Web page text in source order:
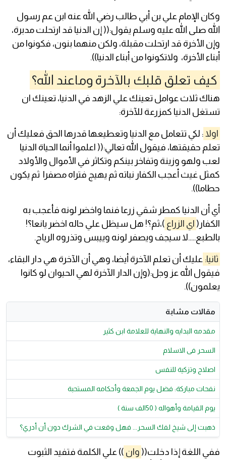
وكان الإمام علي بن أبي طالب رضي الله عنه ابن عم رسول
الله صلى الله عليه وسلم يقول:(( إن الدنيا قد ارتحلت مدبرة،
وإن الأخرة قد ارتحلت مقبلة، ولكن منهما بنون، فكونوا من
أبناء الأخرة، ولاتكونوا من أبناء الدنيا)).
كيف تعلق قلبك بالآخرة وماعند الله؟
هناك ثلاث عوامل تعينك علي الزهد في الدنيا، تعينك ان
تستغل الدنيا كمزرعة للآخرة:
اولا : لكي تتعامل مع الدنيا وتعطيعها قدرها الحق فعليك أن
تعلم حقيقتها، فيقول الله تعالي:(( اعلموا أنما الحياة الدنيا
لعب ولهو وزينة وتفاخر بينكم وتكاثر في الأموال والأولاد
كمثل غيث أعجب الكفار نباته ثم يهيج فتراه مصفرا ثم يكون
حطاما)).
أي أن الدنيا كمطر شقي زرعا فنما واخضر لونه فأعجب به
الكفار( اي الزراع )،ثم؟! هل سيظل علي حاله اخضر يانعا؟!
بالطبع…..لا سيجف ويصفر لونه وييبس وتذروه الرياح.
ثانيا: عليك أن تعلم الآخرة أيضا، وهي أن الآخرة هي دار البقاء،
فيقول الله عز وجل:(وإن الدار الآخرة لهي الحيوان لو كانوا
يعلمون)).
مقالات مشابة
مقدمه البدايه والنهاية للعلامة ابن كثير
السحر فى الاسلام
اصلاح وتزكية للنفس
نفحات مباركة: فضل يوم الجمعة وأحكامه المستحبة
يوم القيامة وأهواله ( 50الف سنة )
ذهبت إلى شيخ لفك السحر... فهل وقعت في الشرك دون أن أدري؟
ففي اللغة إذا دخلت(( وان )) علي الكلمة فتفيد الثبوت